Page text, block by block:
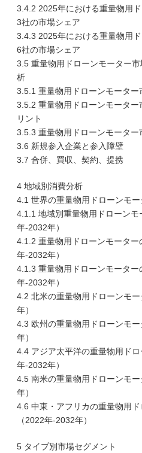
3.4.2 2025年における重量物用
3社の市場シェア
3.4.3 2025年における重量物用
6社の市場シェア
3.5 重量物用ドローンモーター
析
3.5.1 重量物用ドローンモーター
3.5.2 重量物用ドローンモータ
リント
3.5.3 重量物用ドローンモーター
3.6 新規参入企業と参入障壁
3.7 合併、買収、契約、提携
4 地域別消費分析
4.1 世界の重量物用ドローンモ
4.1.1 地域別重量物用ドローン
年-2032年）
4.1.2 重量物用ドローンモータ
年-2032年）
4.1.3 重量物用ドローンモータ
年-2032年）
4.2 北米の重量物用ドローンモ
年）
4.3 欧州の重量物用ドローンモ
年）
4.4 アジア太平洋の重量物用ド
年-2032年）
4.5 南米の重量物用ドローンモ
年）
4.6 中東・アフリカの重量物用
（2022年-2032年）
5 タイプ別市場セグメント